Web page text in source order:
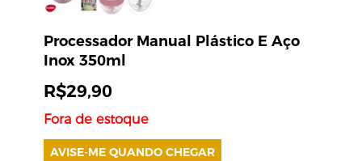
Processador Manual Plástico E Aço
Inox 350ml
R$29,90
Fora de estoque
AVISE-ME QUANDO CHEGAR